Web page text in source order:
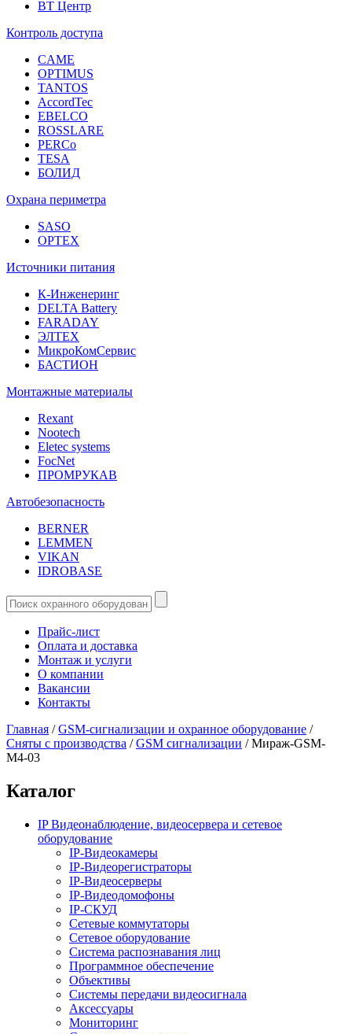
ВТ Центр
Контроль доступа
CAME
OPTIMUS
TANTOS
AccordTec
EBELCO
ROSSLARE
PERCo
TESA
БОЛИД
Охрана периметра
SASO
OPTEX
Источники питания
К-Инженеринг
DELTA Battery
FARADAY
ЭЛТЕХ
МикроКомСервис
БАСТИОН
Монтажные материалы
Rexant
Nootech
Eletec systems
FocNet
ПРОМРУКАВ
Автобезопасность
BERNER
LEMMEN
VIKAN
IDROBASE
Прайс-лист
Оплата и доставка
Монтаж и услуги
О компании
Вакансии
Контакты
Главная /GSM-сигнализации и охранное оборудование /
Сняты с производства /GSM сигнализации /Мираж-GSM-
M4-03
Каталог
IP Видеонаблюдение, видеосервера и сетевое
оборудование
IP-Видеокамеры
IP-Видеорегистраторы
IP-Видеосерверы
IP-Видеодомофоны
IP-СКУД
Сетевые коммутаторы
Сетевое оборудование
Система распознавания лиц
Программное обеспечение
Объективы
Системы передачи видеосигнала
Аксессуары
Мониторинг